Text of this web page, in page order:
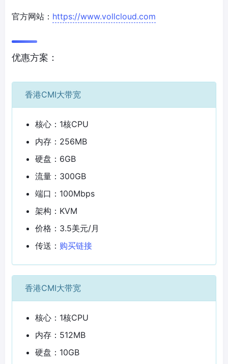
官方网站： https://www.vollcloud.com
优惠方案：
香港CMI大带宽
核心：1核CPU
内存：256MB
硬盘：6GB
流量：300GB
端口：100Mbps
架构：KVM
价格：3.5美元/月
传送： 购买链接
香港CMI大带宽
核心：1核CPU
内存：512MB
硬盘：10GB